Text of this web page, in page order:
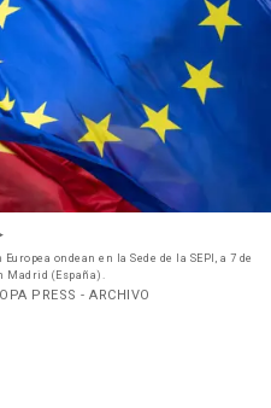
ondean en la Sede de la SEPI, a 7 de
Madrid (España).
PRESS - ARCHIVO